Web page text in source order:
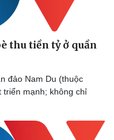
- Xe máy
vấn
thu tiền tỷ ở quần
đảo Nam Du (thuộc
triển mạnh; không chỉ